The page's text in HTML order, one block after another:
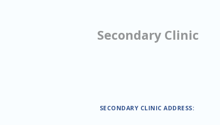
Secondary Clinic
SECONDARY CLINIC ADDRESS: